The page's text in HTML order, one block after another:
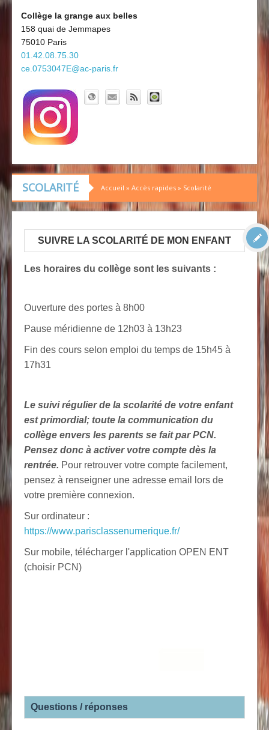
Board'Gab
Clubs maths
Découvrir le collège
Collège la grange aux belles
158 quai de Jemmapes
75010 Paris
01.42.08.75.30
ce.0753047E@ac-paris.fr
SCOLARITÉ Accueil » Accès rapides » Scolarité
SUIVRE LA SCOLARITÉ DE MON ENFANT
Les horaires du collège sont les suivants :
Ouverture des portes à 8h00
Pause méridienne de 12h03 à 13h23
Fin des cours selon emploi du temps de 15h45 à
17h31
Le suivi régulier de la scolarité de votre enfant
est primordial; toute la communication du
collège envers les parents se fait par PCN.
Pensez donc à activer votre compte dès la
rentrée. Pour retrouver votre compte facilement,
pensez à renseigner une adresse email lors de
votre première connexion.
Sur ordinateur :
https://www.parisclassenumerique.fr/
Sur mobile, télécharger l'application OPEN ENT
(choisir PCN)
Questions / réponses